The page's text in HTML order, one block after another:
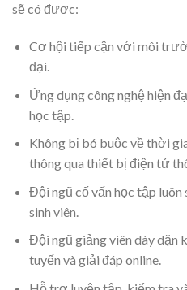
sẽ có được:
Cơ hội tiếp cận với môi
đại.
Ứng dụng công nghệ hiện
học tập.
Không bị bó buộc về thời
thông qua thiết bị điện tử
Đội ngũ cố vấn học tập
sinh viên.
Đội ngũ giảng viên dày dặn
tuyến và giải đáp online.